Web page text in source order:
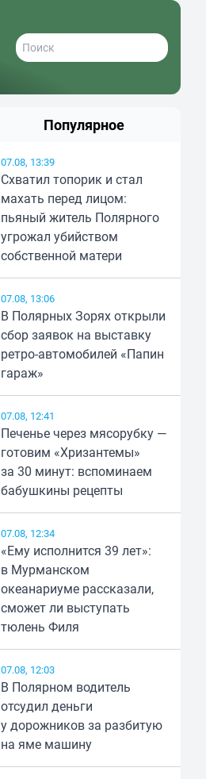
Популярное
07.08, 13:39
Схватил топорик и стал
махать перед лицом:
пьяный житель Полярного
угрожал убийством
собственной матери
07.08, 13:06
В Полярных Зорях открыли
сбор заявок на выставку
ретро-автомобилей «Папин
гараж»
07.08, 12:41
Печенье через мясорубку —
готовим «Хризантемы»
за 30 минут: вспоминаем
бабушкины рецепты
07.08, 12:34
«Ему исполнится 39 лет»:
в Мурманском
океанариуме рассказали,
сможет ли выступать
тюлень Филя
07.08, 12:03
В Полярном водитель
отсудил деньги
у дорожников за разбитую
на яме машину